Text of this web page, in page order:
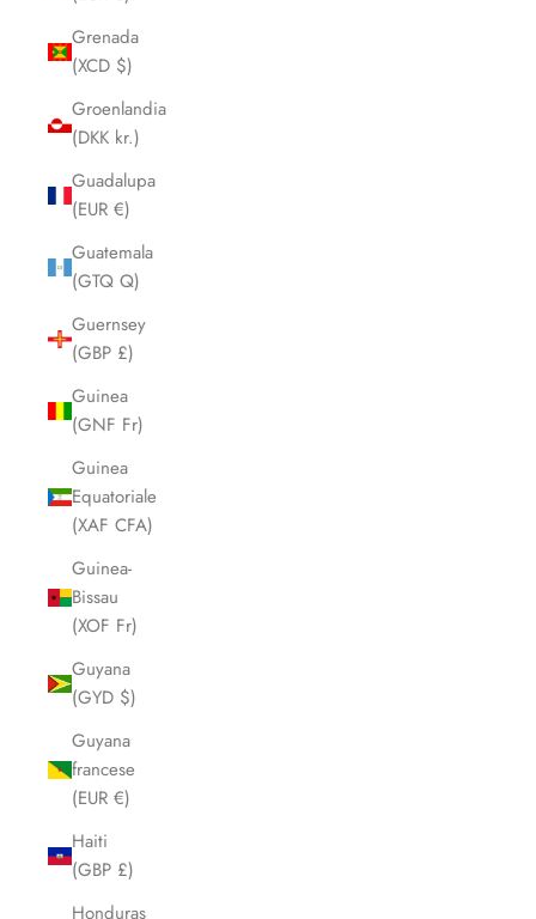
Grenada
(XCD $)
Groenlandia
(DKK kr.)
Guadalupa
(EUR €)
Guatemala
(GTQ Q)
Guernsey
(GBP £)
Guinea
(GNF Fr)
Guinea
Equatoriale
(XAF CFA)
Guinea-
Bissau
(XOF Fr)
Guyana
(GYD $)
Guyana
francese
(EUR €)
Haiti
(GBP £)
Honduras